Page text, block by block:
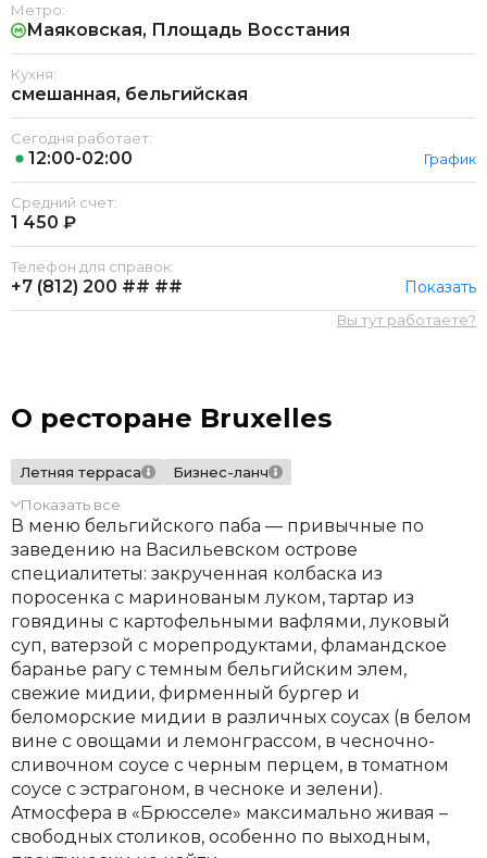
Метро:
Маяковская, Площадь Восстания
Кухня:
смешанная, бельгийская
Сегодня работает:
12:00-02:00 График
Средний счет:
1 450 ₽
Телефон для справок:
+7 (812) 200 ## ## Показать
Вы тут работаете?
О ресторане Bruxelles
Летняя терраса
Бизнес-ланч
Показать все
В меню бельгийского паба — привычные по
заведению на Васильевском острове
специалитеты: закрученная колбаска из
поросенка с маринованым луком, тартар из
говядины с картофельными вафлями, луковый
суп, ватерзой с морепродуктами, фламандское
баранье рагу с темным бельгийским элем,
свежие мидии, фирменный бургер и
беломорские мидии в различных соусах (в белом
вине с овощами и лемонграссом, в чесночно-
сливочном соусе с черным перцем, в томатном
соусе с эстрагоном, в чесноке и зелени).
Атмосфера в «Брюсселе» максимально живая –
свободных столиков, особенно по выходным,